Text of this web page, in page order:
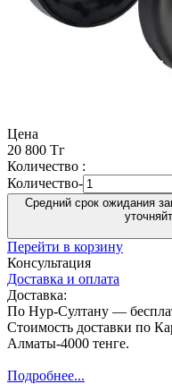
Цена
20 800 Тг
Количество :
Количество-
Средний срок ожидания
Перейти в корзину
Консультация
Доставка и оплата
Доставка:
По Нур-Султану —
Стоимость доставки по
Алматы-4000 тенге.
Подробнее...